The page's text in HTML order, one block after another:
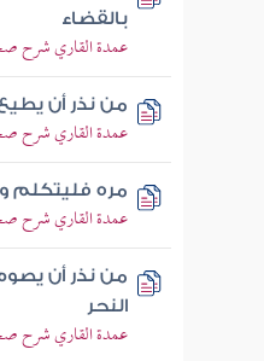
بالقضاء
عمدة القاري شرح
من نذر أن
عمدة القاري شرح
مره فليتكلم
عمدة القاري شرح
من نذر أن
النحر
عمدة القاري شرح